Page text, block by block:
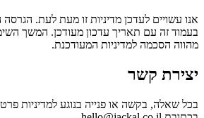
אנו עשויים לעדכן מדיניות זו מעת לעת.
בעמוד זה עם תאריך עדכון מעודכן. המשך
מהווה הסכמה למדיניות המעודכנת.
יצירת קשר
בכל שאלה, בקשה או פנייה בנוגע למדיניות